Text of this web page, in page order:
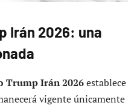
Irán 2026: una
Trump Irán 2026establece
vigente únicamente